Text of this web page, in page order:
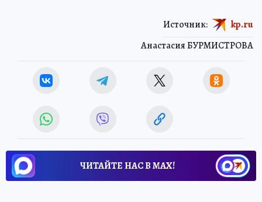
Анастасия БУРМИСТРОВА
Источник: kp.ru
ЧИТАЙТЕ НАС В МАХ!